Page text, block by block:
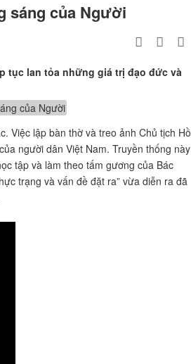
sáng của Người
tục lan tỏa những giá trị đạo đức và
Việc lập bàn thờ và treo ảnh Chủ tịch Hồ
người dân Việt Nam. Truyền thống này
tập và làm theo tấm gương của Bác
trạng và vấn đề đặt ra” vừa diễn ra đã